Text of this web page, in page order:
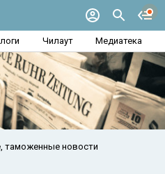
Чилаут Медиатека
таможенные новости